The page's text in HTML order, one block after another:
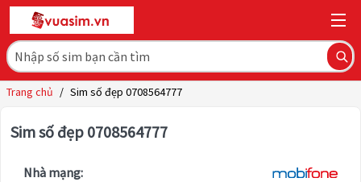
Trang chủ / Sim số đẹp 0708564777
Sim số đẹp 0708564777
Nhà mạng: